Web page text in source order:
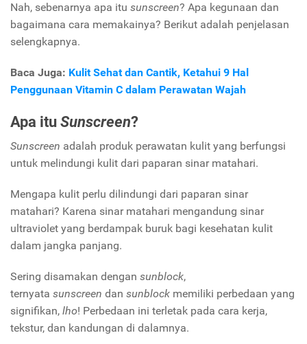
Nah, sebenarnya apa itu sunscreen? Apa kegunaan dan
bagaimana cara memakainya? Berikut adalah penjelasan
selengkapnya.
Baca Juga: Kulit Sehat dan Cantik, Ketahui 9 Hal
Penggunaan Vitamin C dalam Perawatan Wajah
Apa ituSunscreen?
Sunscreen adalah produk perawatan kulit yang berfungsi
untuk melindungi kulit dari paparan sinar matahari.
Mengapa kulit perlu dilindungi dari paparan sinar
matahari? Karena sinar matahari mengandung sinar
ultraviolet yang berdampak buruk bagi kesehatan kulit
dalam jangka panjang.
Sering disamakan dengan sunblock,
ternyata sunscreen dan sunblock memiliki perbedaan yang
signifikan, lho! Perbedaan ini terletak pada cara kerja,
tekstur, dan kandungan di dalamnya.